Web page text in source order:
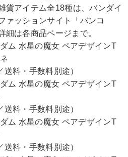
貨アイテム全18種は、バンダイ
ァッションサイト「バンコ
細は各商品ページまで。
ム 水星の魔女 ペアデザインT
送料・手数料別途）
ム 水星の魔女 ペアデザインT
送料・手数料別途）
ム 水星の魔女 ペアデザインT
送料・手数料別途）